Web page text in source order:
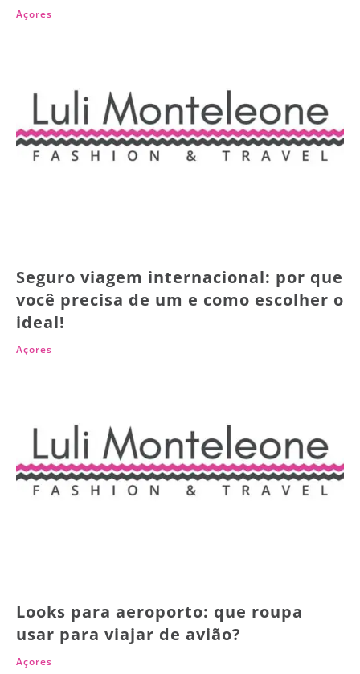
Açores
Seguro viagem internacional: por que
você precisa de um e como escolher o
ideal!
Açores
Looks para aeroporto: que roupa
usar para viajar de avião?
Açores